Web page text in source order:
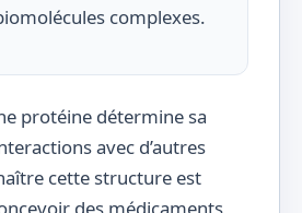
complexes.
protéine détermine sa
avec d’autres
cette structure est